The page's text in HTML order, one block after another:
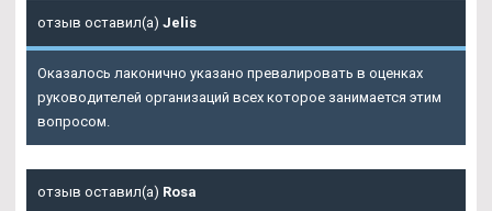
отзыв оставил(а) Jelis
Оказалось лаконично указано превалировать в оценках
руководителей организаций всех которое занимается этим
вопросом.
отзыв оставил(а) Rosa